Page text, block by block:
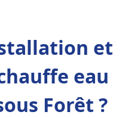
et
eau
Forêt ?